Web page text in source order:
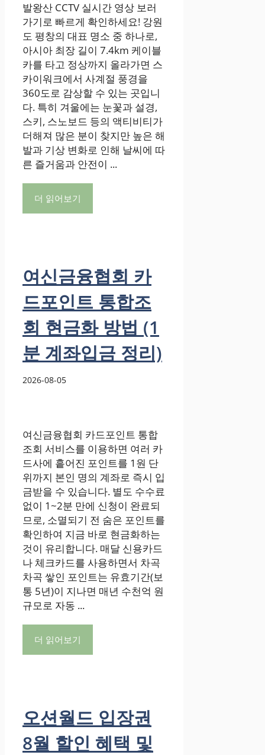
발왕산 CCTV 실시간 영상 보러
가기로 빠르게 확인하세요! 강원
도 평창의 대표 명소 중 하나로,
아시아 최장 길이 7.4km 케이블
카를 타고 정상까지 올라가면 스
카이워크에서 사계절 풍경을
360도로 감상할 수 있는 곳입니
다. 특히 겨울에는 눈꽃과 설경,
스키, 스노보드 등의 액티비티가
더해져 많은 분이 찾지만 높은 해
발과 기상 변화로 인해 날씨에 따
른 즐거움과 안전이 ...
더 읽어보기
여신금융협회 카
드포인트 통합조
회 현금화 방법 (1
분 계좌입금 정리)
2026-08-05
여신금융협회 카드포인트 통합
조회 서비스를 이용하면 여러 카
드사에 흩어진 포인트를 1원 단
위까지 본인 명의 계좌로 즉시 입
금받을 수 있습니다. 별도 수수료
없이 1~2분 만에 신청이 완료되
므로, 소멸되기 전 숨은 포인트를
확인하여 지금 바로 현금화하는
것이 유리합니다. 매달 신용카드
나 체크카드를 사용하면서 차곡
차곡 쌓인 포인트는 유효기간(보
통 5년)이 지나면 매년 수천억 원
규모로 자동 ...
더 읽어보기
오션월드 입장권
8월 할인 혜택 및